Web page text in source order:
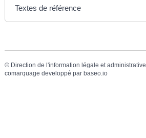
Textes de référence
© Direction de l'information légale et administrative
comarquage developpé par baseo.io